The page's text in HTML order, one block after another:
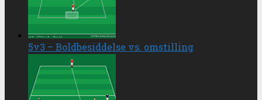
5v3 – Boldbesiddelse vs. omstilling